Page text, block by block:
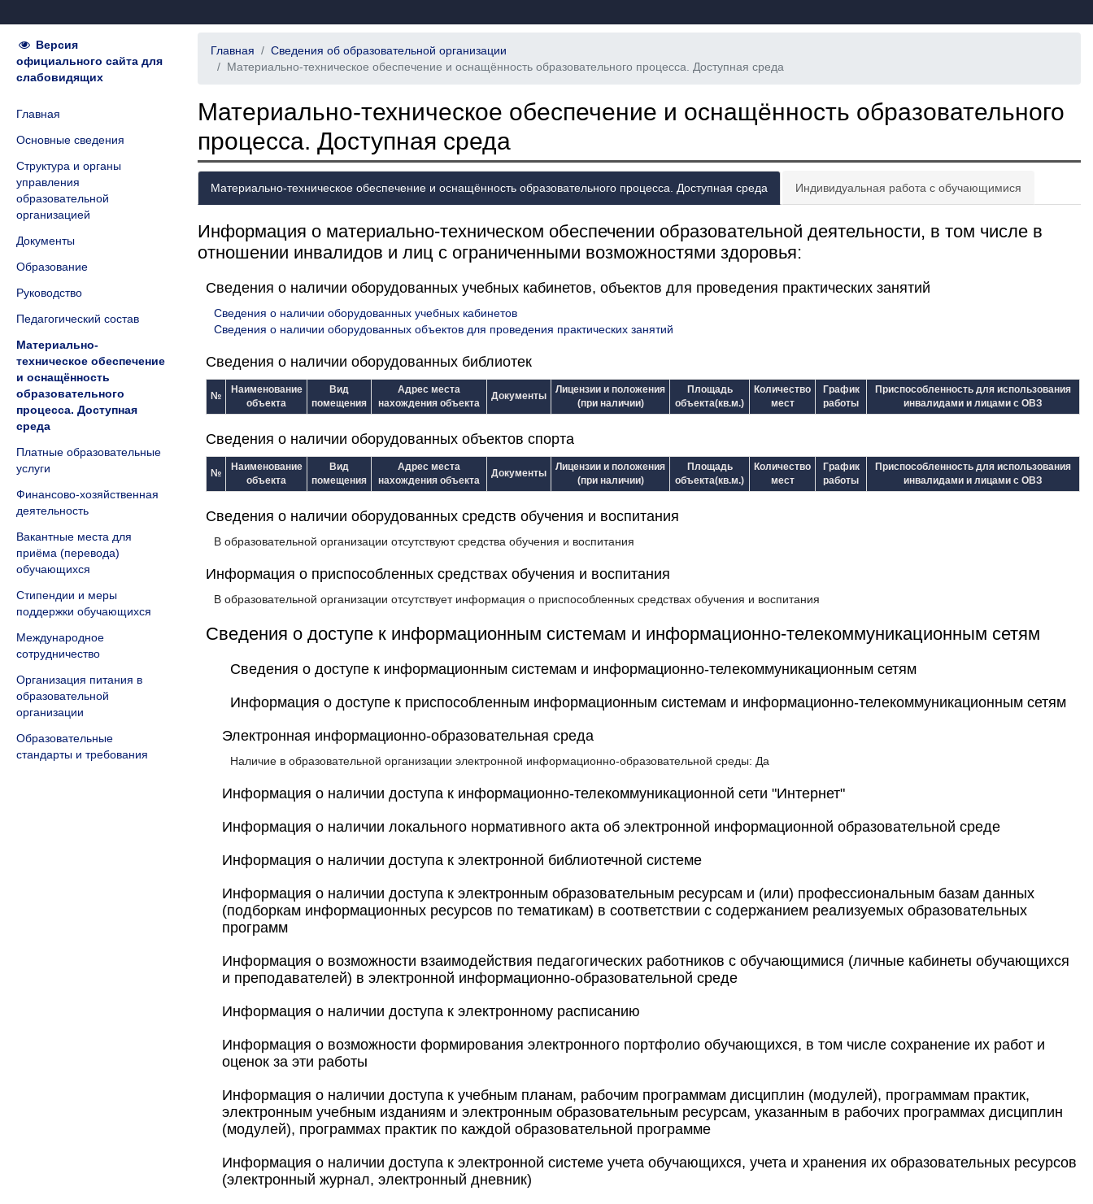
Версия
официального сайта для
слабовидящих
Главная
Основные сведения
Структура и органы
управления
образовательной
организацией
Документы
Образование
Руководство
Педагогический состав
Материально-
техническое обеспечение
и оснащённость
образовательного
процесса. Доступная
среда
Платные образовательные
услуги
Финансово-хозяйственная
деятельность
Вакантные места для
приёма (перевода)
обучающихся
Стипендии и меры
поддержки обучающихся
Международное
сотрудничество
Организация питания в
образовательной
организации
Образовательные
стандарты и требования
Главная
Сведения об образовательной организации
Материально-техническое обеспечение и оснащённость образовательного процесса. Доступная среда
Материально-техническое обеспечение и оснащённость образовательного
процесса. Доступная среда
Материально-техническое обеспечение и оснащённость образовательного процесса. Доступная среда Индивидуальная работа с обучающимися
Информация о материально-техническом обеспечении образовательной деятельности, в том числе в
отношении инвалидов и лиц с ограниченными возможностями здоровья:
Сведения о наличии оборудованных учебных кабинетов, объектов для проведения практических занятий
Сведения о наличии оборудованных учебных кабинетов
Сведения о наличии оборудованных объектов для проведения практических занятий
Сведения о наличии оборудованных библиотек
№
Наименование
объекта
Вид
помещения
Адрес места
нахождения объекта
Документы
Лицензии и положения
(при наличии)
Площадь
объекта(кв.м.)
Количество
мест
График
работы
Приспособленность для использования
инвалидами и лицами с ОВЗ
Сведения о наличии оборудованных объектов спорта
№
Наименование
объекта
Вид
помещения
Адрес места
нахождения объекта
Документы
Лицензии и положения
(при наличии)
Площадь
объекта(кв.м.)
Количество
мест
График
работы
Приспособленность для использования
инвалидами и лицами с ОВЗ
Сведения о наличии оборудованных средств обучения и воспитания
В образовательной организации отсутствуют средства обучения и воспитания
Информация о приспособленных средствах обучения и воспитания
В образовательной организации отсутствует информация о приспособленных средствах обучения и воспитания
Сведения о доступе к информационным системам и информационно-телекоммуникационным сетям
Сведения о доступе к информационным системам и информационно-телекоммуникационным сетям
Информация о доступе к приспособленным информационным системам и информационно-телекоммуникационным сетям
Электронная информационно-образовательная среда
Наличие в образовательной организации электронной информационно-образовательной среды: Да
Информация о наличии доступа к информационно-телекоммуникационной сети "Интернет"
Информация о наличии локального нормативного акта об электронной информационной образовательной среде
Информация о наличии доступа к электронной библиотечной системе
Информация о наличии доступа к электронным образовательным ресурсам и (или) профессиональным базам данных
(подборкам информационных ресурсов по тематикам) в соответствии с содержанием реализуемых образовательных
программ
Информация о возможности взаимодействия педагогических работников с обучающимися (личные кабинеты обучающихся
и преподавателей) в электронной информационно-образовательной среде
Информация о наличии доступа к электронному расписанию
Информация о возможности формирования электронного портфолио обучающихся, в том числе сохранение их работ и
оценок за эти работы
Информация о наличии доступа к учебным планам, рабочим программам дисциплин (модулей), программам практик,
электронным учебным изданиям и электронным образовательным ресурсам, указанным в рабочих программах дисциплин
(модулей), программах практик по каждой образовательной программе
Информация о наличии доступа к электронной системе учета обучающихся, учета и хранения их образовательных ресурсов
(электронный журнал, электронный дневник)